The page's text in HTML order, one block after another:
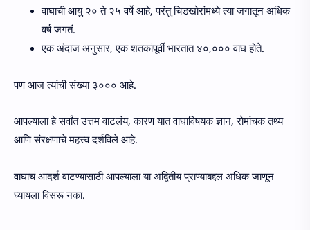
वाघाची आयु २० ते २५ वर्षे आहे, परंतु चिडखोरांमध्ये त्या जगातून अधिक
वर्ष जगतं.
एक अंदाज अनुसार, एक शतकांपूर्वी भारतात ४०,००० वाघ होते.
पण आज त्यांची संख्या ३००० आहे.
आपल्याला हे सर्वांत उत्तम वाटलंय, कारण यात वाघाविषयक ज्ञान, रोमांचक तथ्य
आणि संरक्षणाचे महत्त्व दर्शविले आहे.
वाघाचं आदर्श वाटण्यासाठी आपल्याला या अद्वितीय प्राण्याबद्दल अधिक जाणून
घ्यायला विसरू नका.